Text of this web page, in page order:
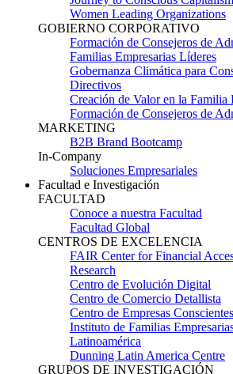
Women Leading Organizations
GOBIERNO CORPORATIVO
Formación de Consejeros de
Familias Empresarias Líderes
Gobernanza Climática para
Directivos
Creación de Valor en la Familia
Formación de Consejeros de
MARKETING
B2B Brand Bootcamp
In-Company
Soluciones Empresariales
Facultad e Investigación
FACULTAD
Conoce a nuestra Facultad
Facultad Global
CENTROS DE EXCELENCIA
FAIR Center for Financial
Research
Centro de Evolución Digital
Centro de Comercio Detallista
Centro de Empresas Conscientes
Instituto de Familias
Latinoamérica
Dunning Latin America Centre
GRUPOS DE INVESTIGACIÓN